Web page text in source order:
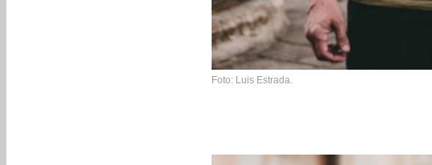
Foto: Luis Estrada.